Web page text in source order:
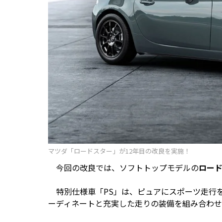
マツダ「ロードスター」が12年目の改良を実施！
今回の改良では、ソフトトップモデルのロー
特別仕様車「PS」は、ピュアにスポーツ走行
ーディネートと充実した走りの装備を組み合わ